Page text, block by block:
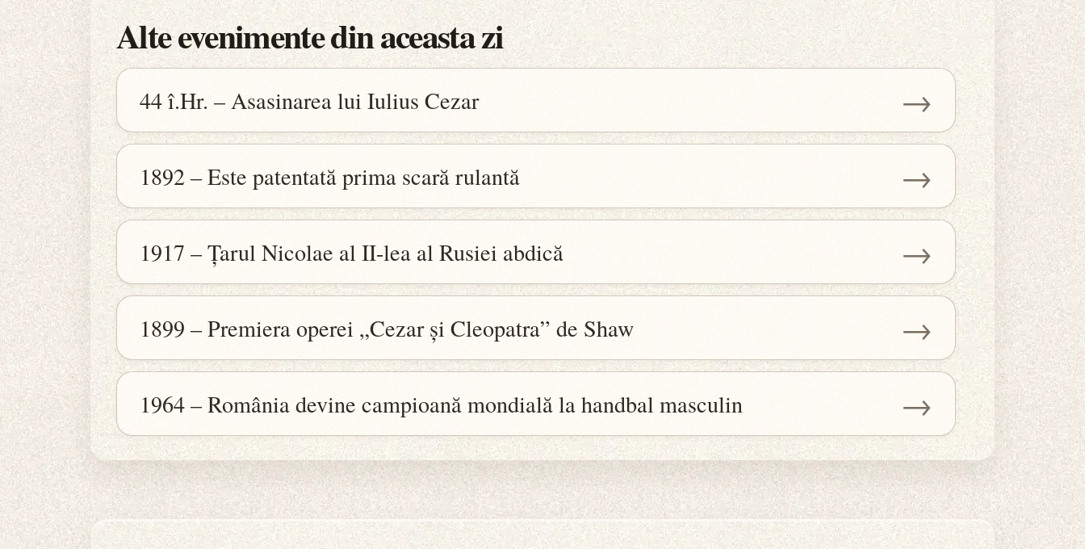
Alte evenimente din aceasta zi
44 î.Hr. – Asasinarea lui Iulius Cezar →
1892 – Este patentată prima scară rulantă →
1917 – Țarul Nicolae al II-lea al Rusiei abdică →
1899 – Premiera operei „Cezar și Cleopatra” de Shaw →
1964 – România devine campioană mondială la handbal masculin →